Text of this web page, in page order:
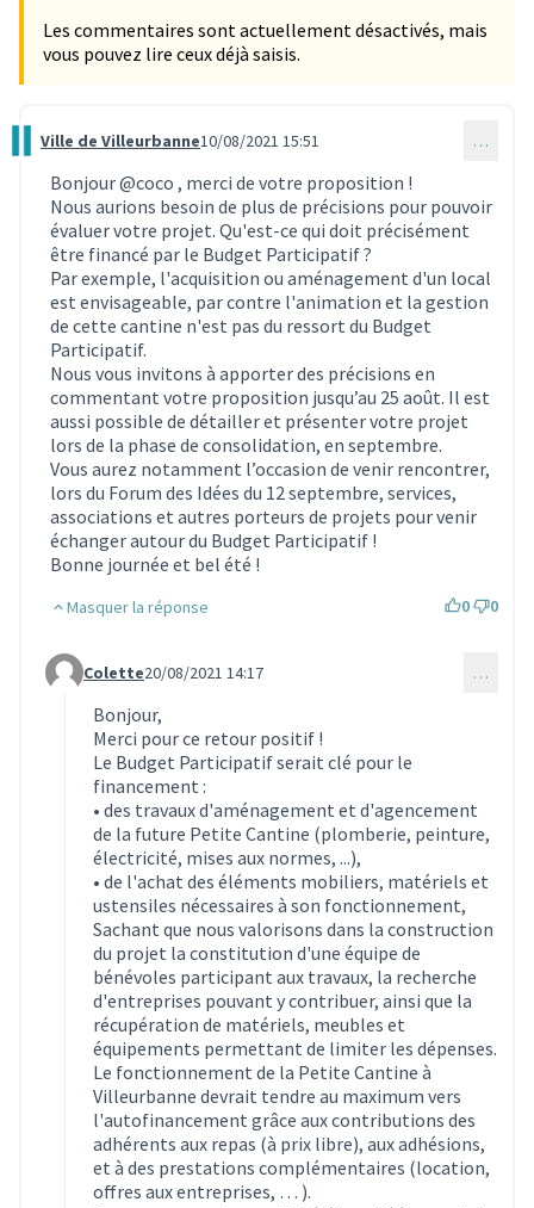
Les commentaires sont actuellement désactivés, mais
vous pouvez lire ceux déjà saisis.
Commentaire 899
Ville de Villeurbanne10/08/2021 15:51 …
Bonjour@coco , merci de votre proposition !
Nous aurions besoin de plus de précisions pour pouvoir
évaluer votre projet. Qu'est-ce qui doit précisément
être financé par le Budget Participatif ?
Par exemple, l'acquisition ou aménagement d'un local
est envisageable, par contre l'animation et la gestion
de cette cantine n'est pas du ressort du Budget
Participatif.
Nous vous invitons à apporter des précisions en
commentant votre proposition jusqu’au 25 août. Il est
aussi possible de détailler et présenter votre projet
lors de la phase de consolidation, en septembre.
Vous aurez notamment l’occasion de venir rencontrer,
lors du Forum des Idées du 12 septembre, services,
associations et autres porteurs de projets pour venir
échanger autour du Budget Participatif !
Bonne journée et bel été !
Masquer la réponse 0 0
Commentaire 1028 (réponse au commentaire 899)
Colette20/08/2021 14:17 …
Bonjour,
Merci pour ce retour positif !
Le Budget Participatif serait clé pour le
financement :
• des travaux d'aménagement et d'agencement
de la future Petite Cantine (plomberie, peinture,
électricité, mises aux normes, ...),
• de l'achat des éléments mobiliers, matériels et
ustensiles nécessaires à son fonctionnement,
Sachant que nous valorisons dans la construction
du projet la constitution d'une équipe de
bénévoles participant aux travaux, la recherche
d'entreprises pouvant y contribuer, ainsi que la
récupération de matériels, meubles et
équipements permettant de limiter les dépenses.
Le fonctionnement de la Petite Cantine à
Villeurbanne devrait tendre au maximum vers
l'autofinancement grâce aux contributions des
adhérents aux repas (à prix libre), aux adhésions,
et à des prestations complémentaires (location,
offres aux entreprises, … ).